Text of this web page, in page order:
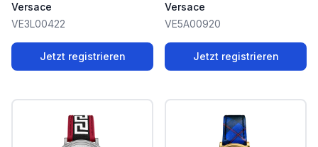
Versace
VE3L00422
Jetzt registrieren
Versace
VE5A00920
Jetzt registrieren